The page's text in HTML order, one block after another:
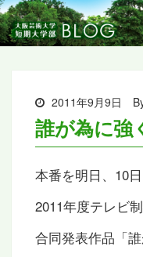
2011年9月9日
誰が為に強
本番を明日、10
2011年度テレビ
合同発表作品「